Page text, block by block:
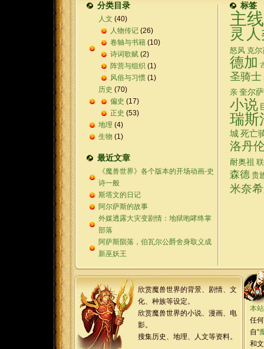
分类目录
人文 (40)
人物传记 (26)
卷轴与书籍 (10)
诗词歌赋 (2)
阵营与组织 (1)
风俗与习惯 (1)
历史 (70)
偏史 (17)
正史 (53)
地理 (4)
生物 (1)
最近文章
《魔兽世界》各个版本的开场动画-史
诗一般
斯塔文的日记
阿尔萨斯的故事
外媒透露大灾变剧情：地狱咆哮终掌
部落
阿萨斯陨落，伯瓦尔公爵舍身取义成
新巫妖王
标签
主
灵
怒风 克
德加
圣骑士
亲 奎尔
小说
瑞斯
城死亡
洛丹
耐奥祖
森德 贵
米奈
欣赏魔兽世界的背景、剧情、文
化、种族等设定。
欣赏魔兽世界的小说、漫画、电
影。
搜集历史、地理、人文等资料。
本站
任
自“
和